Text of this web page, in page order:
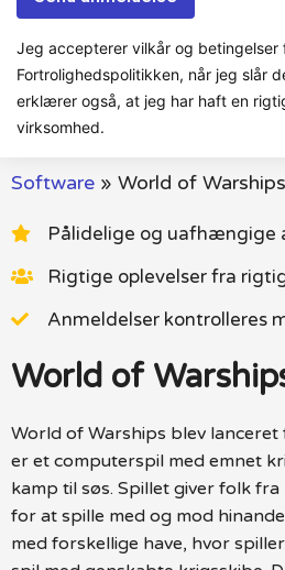
Jeg accepterer vilkår og betingelser
Fortrolighedspolitikken, når jeg slår
erklærer også, at jeg har haft en
virksomhed.
Software » World of Warships
Pålidelige og uafhængige
Rigtige oplevelser fra
Anmeldelser kontrolleres
World of
World of Warships blev
er et computerspil med emnet
kamp til søs. Spillet giver folk
for at spille med og mod
med forskellige have, hvor